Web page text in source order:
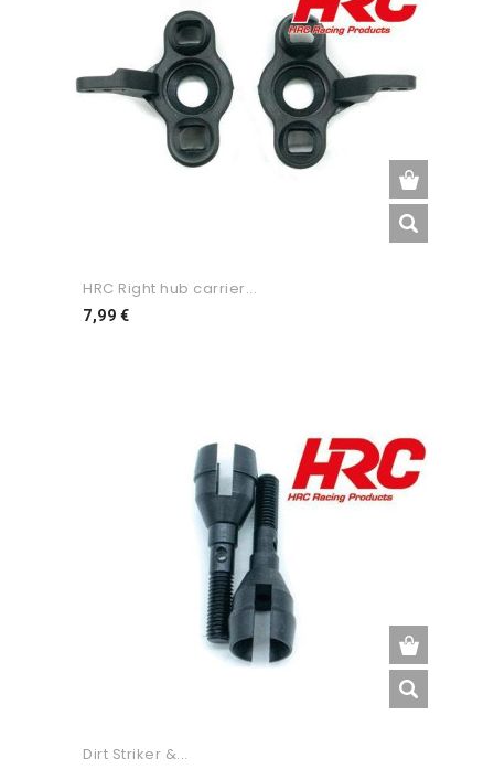
HRC Right hub carrier...
7,99 €Preço
Dirt Striker &...